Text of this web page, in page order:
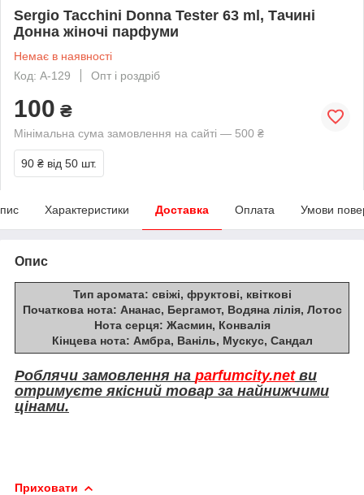
Sergio Tacchini Donna Tester 63 ml, Тачині
Донна жіночі парфуми
Немає в наявності
Код: А-129
Опт і роздріб
100 ₴
Мінімальна сума замовлення на сайті — 500 ₴
90 ₴ від 50 шт.
Характеристики Доставка Оплата Умови
Опис
Тип аромата: свіжі, фруктові, квіткові
Початкова нота: Ананас, Бергамот, Водяна лілія, Лотос
Нота серця: Жасмин, Конвалія
Кінцева нота: Амбра, Ваніль, Мускус, Сандал
Роблячи замовлення на parfumcity.net ви
отримуєте якісний товар за найнижчими
цінами.
Приховати